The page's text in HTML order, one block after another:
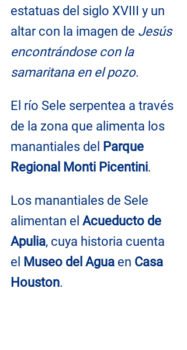
estatuas del siglo XVIII y un
altar con la imagen de Jesús
encontrándose con la
samaritana en el pozo.
El río Sele serpentea a través
de la zona que alimenta los
manantiales del Parque
Regional Monti Picentini.
Los manantiales de Sele
alimentan el Acueducto de
Apulia, cuya historia cuenta
el Museo del Agua en Casa
Houston.